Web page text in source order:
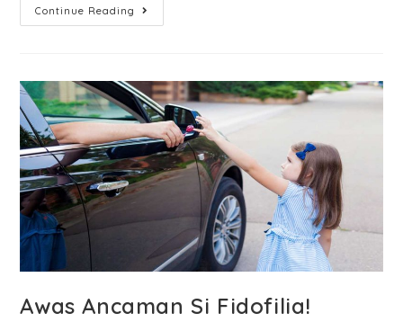
Continue Reading
Awas Ancaman Si Fidofilia!